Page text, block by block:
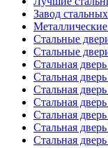
Завод
Стальные
Стальные
Стальная
Стальная
Стальная
Стальная
Стальная
Стальная
Стальная